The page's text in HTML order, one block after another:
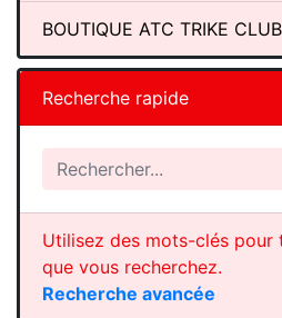
BOUTIQUE ATC TRIKE CLUB
Recherche rapide
Utilisez des mots-clés pour
que vous recherchez.
Recherche avancée